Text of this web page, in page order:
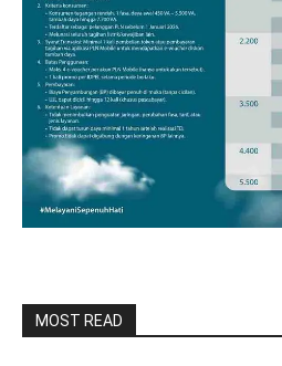
MOST READ